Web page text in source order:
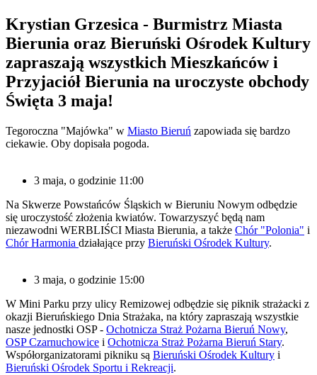
Krystian Grzesica - Burmistrz Miasta
Bierunia oraz Bieruński Ośrodek Kultury
zapraszają wszystkich Mieszkańców i
Przyjaciół Bierunia na uroczyste obchody
Święta 3 maja!
Tegoroczna "Majówka" w Miasto Bieruń zapowiada się bardzo
ciekawie. Oby dopisała pogoda.
3 maja, o godzinie 11:00
Na Skwerze Powstańców Śląskich w Bieruniu Nowym odbędzie
się uroczystość złożenia kwiatów. Towarzyszyć będą nam
niezawodni WERBLIŚCI Miasta Bierunia, a także Chór "Polonia" i
Chór Harmonia działające przy Bieruński Ośrodek Kultury.
3 maja, o godzinie 15:00
W Mini Parku przy ulicy Remizowej odbędzie się piknik strażacki z
okazji Bieruńskiego Dnia Strażaka, na który zapraszają wszystkie
nasze jednostki OSP - Ochotnicza Straż Pożarna Bieruń Nowy,
OSP Czarnuchowice i Ochotnicza Straż Pożarna Bieruń Stary.
Współorganizatorami pikniku są Bieruński Ośrodek Kultury i
Bieruński Ośrodek Sportu i Rekreacji.